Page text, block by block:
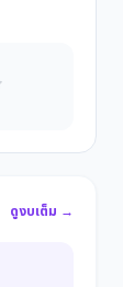
ดูงบเต็ม →